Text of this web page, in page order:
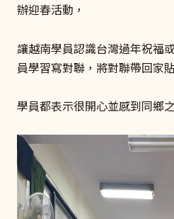
辦迎春活動，
讓越南學員認識台灣過年祝福
員學習寫對聯，將對聯帶回家
學員都表示很開心並感到同鄉